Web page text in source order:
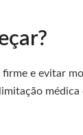
e evitar